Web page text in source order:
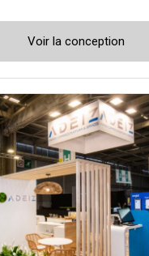
Voir la conception